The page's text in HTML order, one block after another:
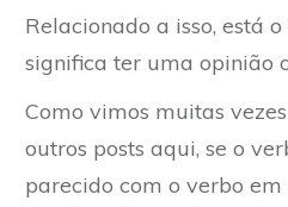
Relacionado a isso, está
significa ter uma opinião
Como vimos muitas
outros posts aqui, se o
parecido com o verbo